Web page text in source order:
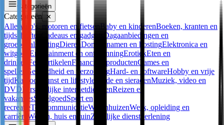
Categorieën
Categorieën ✕
Alle Auto's, motoren en fietsenBaby en kinderenBoeken, kranten en
tijdschriften
Cadeaus en gadgets
Dagaanbiedingen en
groepdeals
DatingDierenDomeinnamen en hostingElektronica en
witgoed
Entertainment en ontspanningErotiekEten en
drinken
FeestartikelenFinanciële productenGames en
spellen
Gezondheid en verzorgingHard- en softwareHobby en vrije
tijdKantoor Kunst en lifestyle Mode en sieradenMuziek, video en
DVDPersoonlijke internetdienstenReizen en
vakantiesSpeelgoedSport en
recreatieTelecommunicatieWarenhuizenWerk, opleiding en
carrière Wonen, huis en tuinZakelijke dienstverlening